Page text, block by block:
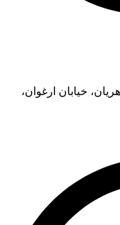
خیابان ارغوان،